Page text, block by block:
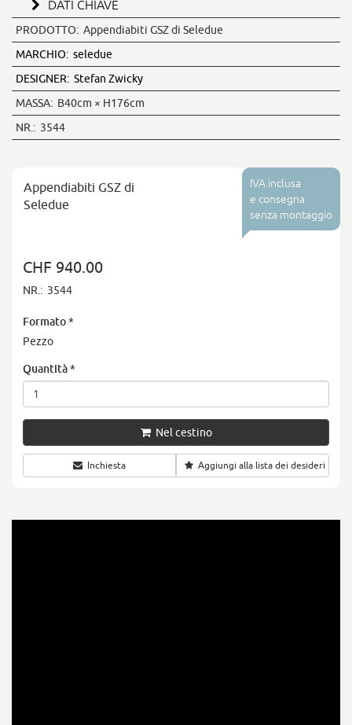
DATI CHIAVE
PRODOTTO: Appendiabiti GSZ di Seledue
MARCHIO: seledue
DESIGNER: Stefan Zwicky
MASSA: B40cm × H176cm
NR.: 3544
IVA inclusa
e consegna
senza montaggio
Appendiabiti GSZ di
Seledue
CHF 940.00
NR.: 3544
Formato*
Pezzo
Quantità*
Nel cestino
Inchiesta Aggiungi alla lista dei desideri